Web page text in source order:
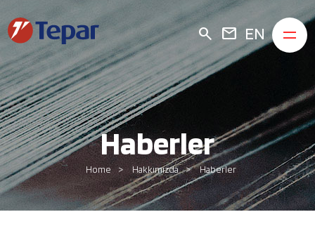
search mail EN
Haberler
Home Hakkımızda Haberler